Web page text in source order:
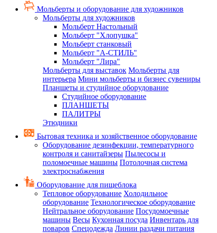
Мольберты и оборудование для художников
Мольберты для художников
Мольберт Настольный
Мольберт "Хлопушка"
Мольберт станковый
Мольберт "А-СТИЛЬ"
Мольберт "Лира"
Мольберты для выставок Мольберты для
интерьера Мини мольберты и бизнес сувениры
Планшеты и студийное оборудование
Студийное оборудование
ПЛАНШЕТЫ
ПАЛИТРЫ
Этюдники
Бытовая техника и хозяйственное оборудование
Оборудование дезинфекции, температурного
контроля и санитайзеры Пылесосы и
поломоечные машины Потолочная система
электроснабжения
Оборудование для пищеблока
Тепловое оборудование Холодильное
оборудование Технологическое оборудование
Нейтральное оборудование Посудомоечные
машины Весы Кухонная посуда Инвентарь для
поваров Спецодежда Линии раздачи питания